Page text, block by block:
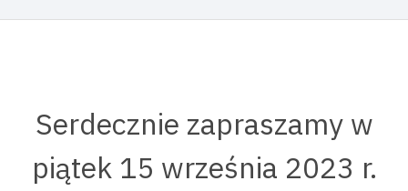
Serdecznie zapraszamy w
piątek 15 września 2023 r.